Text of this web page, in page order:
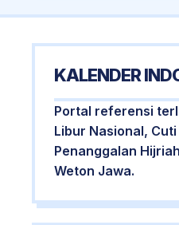
KALENDER
Portal referensi
Libur Nasional,
Penanggalan
Weton Jawa.